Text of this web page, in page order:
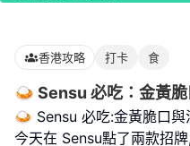
香港攻略 打卡 食
🍛 Sensu 必吃：金黃
🍛 Sensu 必吃:金黃脆口
今天在 Sensu點了兩款招